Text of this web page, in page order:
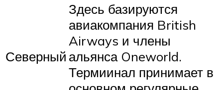
Северный
Здесь базируются
авиакомпания British
Airways и члены
альянса Oneworld.
Термиинал принимает в